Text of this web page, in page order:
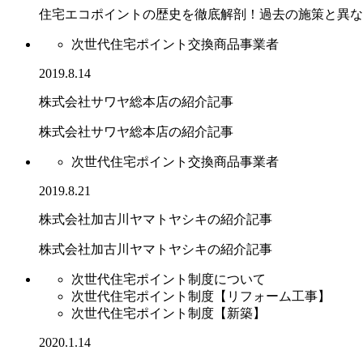
住宅エコポイントの歴史を徹底解剖！過去の施策と異
次世代住宅ポイント交換商品事業者
2019.8.14
株式会社サワヤ総本店の紹介記事
株式会社サワヤ総本店の紹介記事
次世代住宅ポイント交換商品事業者
2019.8.21
株式会社加古川ヤマトヤシキの紹介記事
株式会社加古川ヤマトヤシキの紹介記事
次世代住宅ポイント制度について
次世代住宅ポイント制度【リフォーム工事】
次世代住宅ポイント制度【新築】
2020.1.14